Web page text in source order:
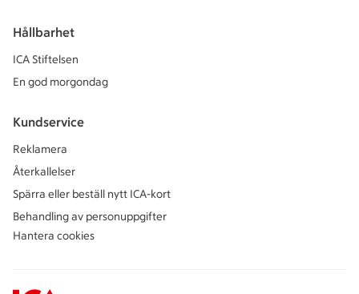
Hållbarhet
ICA Stiftelsen
En god morgondag
Kundservice
Reklamera
Återkallelser
Spärra eller beställ nytt ICA-kort
Behandling av personuppgifter
Hantera cookies